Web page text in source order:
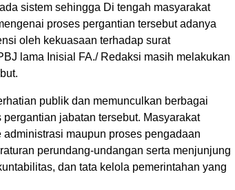
sistem sehingga Di tengah masyarakat
proses pergantian tersebut adanya
oleh kekuasaan terhadap surat
lama Inisial FA./ Redaksi masih melakukan
publik dan memunculkan berbagai
jabatan tersebut. Masyarakat
maupun proses pengadaan
perundang-undangan serta menjunjung
dan tata kelola pemerintahan yang